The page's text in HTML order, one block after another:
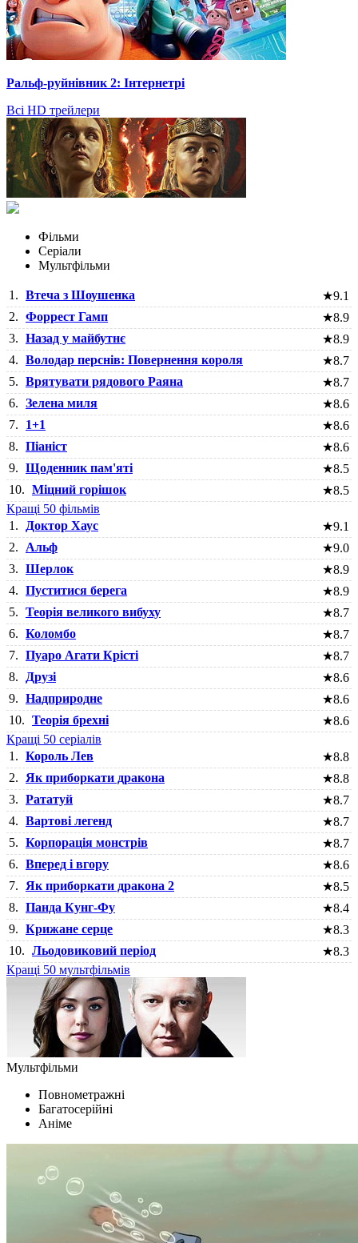
Ральф-руйнівник 2: Інтернетрі
Всі HD трейлери
Фільми
Серіали
Мультфільми
1. Втеча з Шоушенка ★9.1
2. Форрест Гамп ★8.9
3. Назад у майбутнє ★8.9
4. Володар перснів: Повернення короля ★8.7
5. Врятувати рядового Раяна ★8.7
6. Зелена миля ★8.6
7.
1+1 ★8.6
8. Піаніст ★8.6
9. Щоденник пам'яті ★8.5
10. Міцний горішок ★8.5
Кращі 50 фільмів
1.
Доктор Хаус ★9.1
2.
Альф ★9.0
3. Шерлок ★8.9
4. Пуститися берега ★8.9
5. Теорія великого вибуху ★8.7
6. Коломбо ★8.7
7. Пуаро Агати Крісті ★8.7
8.
Друзі ★8.6
9. Надприродне ★8.6
10. Теорія брехні ★8.6
Кращі 50 серіалів
1. Король Лев ★8.8
2.
Як приборкати дракона ★8.8
3. Рататуй ★8.7
4. Вартові легенд ★8.7
5. Корпорація монстрів ★8.7
6. Вперед і вгору ★8.6
7.
Як приборкати дракона 2 ★8.5
8. Панда Кунг-Фу ★8.4
9. Крижане серце ★8.3
10. Льодовиковий період ★8.3
Кращі 50 мультфільмів
Мультфільми
Повнометражні
Багатосерійні
Аніме